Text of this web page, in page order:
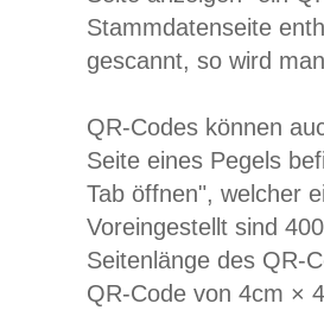
Stammdatenseite
gescannt, so wird
QR-Codes können
Seite eines Pegels
Tab öffnen", welcher
Voreingestellt sind
Seitenlänge des QR-
QR-Code von 4cm ×